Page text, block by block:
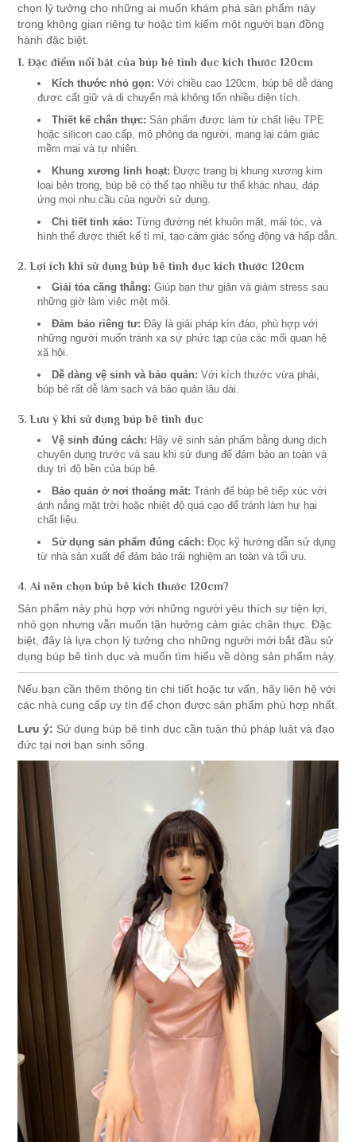
chọn lý tưởng cho những ai muốn khám phá sản phẩm này
trong không gian riêng tư hoặc tìm kiếm một người bạn đồng
hành đặc biệt.
1. Đặc điểm nổi bật của búp bê tình dục kích thước 120cm
Kích thước nhỏ gọn: Với chiều cao 120cm, búp bê dễ dàng
được cất giữ và di chuyển mà không tốn nhiều diện tích.
Thiết kế chân thực: Sản phẩm được làm từ chất liệu TPE
hoặc silicon cao cấp, mô phỏng da người, mang lại cảm giác
mềm mại và tự nhiên.
Khung xương linh hoạt: Được trang bị khung xương kim
loại bên trong, búp bê có thể tạo nhiều tư thế khác nhau, đáp
ứng mọi nhu cầu của người sử dụng.
Chi tiết tinh xảo: Từng đường nét khuôn mặt, mái tóc, và
hình thể được thiết kế tỉ mỉ, tạo cảm giác sống động và hấp dẫn.
2. Lợi ích khi sử dụng búp bê tình dục kích thước 120cm
Giải tỏa căng thẳng: Giúp bạn thư giãn và giảm stress sau
những giờ làm việc mệt mỏi.
Đảm bảo riêng tư: Đây là giải pháp kín đáo, phù hợp với
những người muốn tránh xa sự phức tạp của các mối quan hệ
xã hội.
Dễ dàng vệ sinh và bảo quản: Với kích thước vừa phải,
búp bê rất dễ làm sạch và bảo quản lâu dài.
3. Lưu ý khi sử dụng búp bê tình dục
Vệ sinh đúng cách: Hãy vệ sinh sản phẩm bằng dung dịch
chuyên dụng trước và sau khi sử dụng để đảm bảo an toàn và
duy trì độ bền của búp bê.
Bảo quản ở nơi thoáng mát: Tránh để búp bê tiếp xúc với
ánh nắng mặt trời hoặc nhiệt độ quá cao để tránh làm hư hại
chất liệu.
Sử dụng sản phẩm đúng cách: Đọc kỹ hướng dẫn sử dụng
từ nhà sản xuất để đảm bảo trải nghiệm an toàn và tối ưu.
4. Ai nên chọn búp bê kích thước 120cm?
Sản phẩm này phù hợp với những người yêu thích sự tiện lợi,
nhỏ gọn nhưng vẫn muốn tận hưởng cảm giác chân thực. Đặc
biệt, đây là lựa chọn lý tưởng cho những người mới bắt đầu sử
dụng búp bê tình dục và muốn tìm hiểu về dòng sản phẩm này.
Nếu bạn cần thêm thông tin chi tiết hoặc tư vấn, hãy liên hệ với
các nhà cung cấp uy tín để chọn được sản phẩm phù hợp nhất.
Lưu ý: Sử dụng búp bê tình dục cần tuân thủ pháp luật và đạo
đức tại nơi bạn sinh sống.